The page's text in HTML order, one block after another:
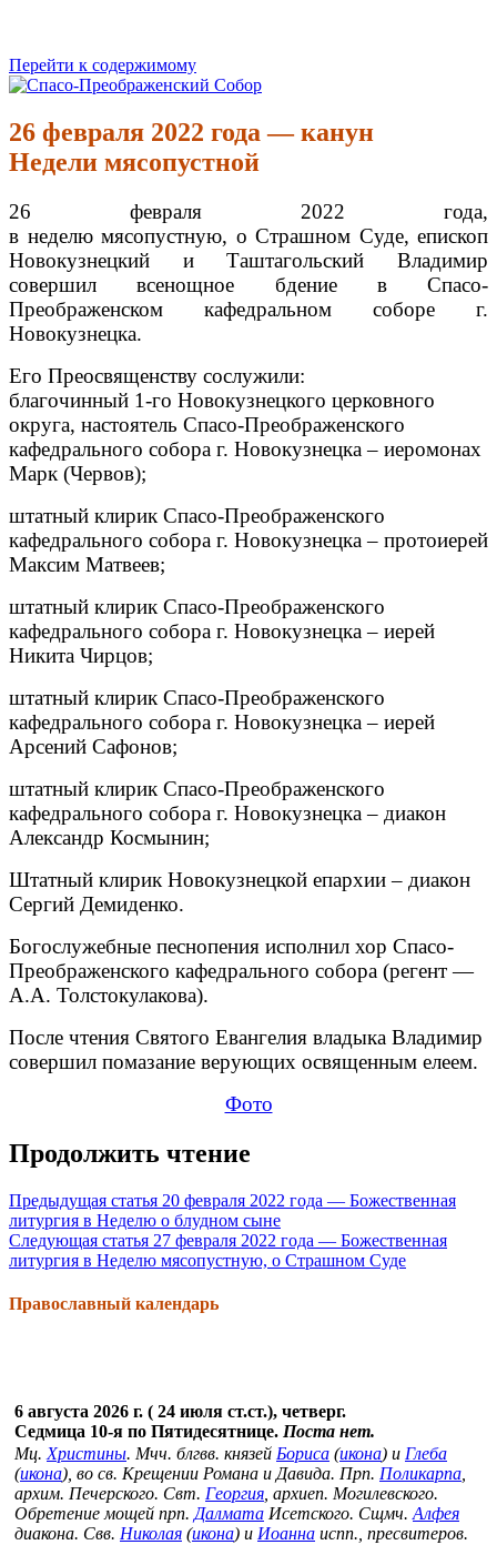
Перейти к содержимому
Спасо-Преображенский Собор
Спасо-Преображенский кафедральный Собор Новокузнецк
26 февраля 2022 года — канун
Недели мясопустной
26 февраля 2022 года,
в неделю мясопустную, о Страшном Суде, епископ
Новокузнецкий и Таштагольский Владимир
совершил всенощное бдение в Спасо-
Преображенском кафедральном соборе г.
Новокузнецка.
Его Преосвященству сослужили:
благочинный 1-го Новокузнецкого церковного
округа, настоятель Спасо-Преображенского
кафедрального собора г. Новокузнецка – иеромонах
Марк (Червов);
штатный клирик Спасо-Преображенского
кафедрального собора г. Новокузнецка – протоиерей
Максим Матвеев;
штатный клирик Спасо-Преображенского
кафедрального собора г. Новокузнецка – иерей
Никита Чирцов;
штатный клирик Спасо-Преображенского
кафедрального собора г. Новокузнецка – иерей
Арсений Сафонов;
штатный клирик Спасо-Преображенского
кафедрального собора г. Новокузнецка – диакон
Александр Космынин;
Штатный клирик Новокузнецкой епархии – диакон
Сергий Демиденко.
Богослужебные песнопения исполнил хор Спасо-
Преображенского кафедрального собора (регент —
А.А. Толстокулакова).
После чтения Святого Евангелия владыка Владимир
совершил помазание верующих освященным елеем.
Фото
Продолжить чтение
Предыдущая статья 20 февраля 2022 года — Божественная
литургия в Неделю о блудном сыне
Следующая статья 27 февраля 2022 года — Божественная
литургия в Неделю мясопустную, о Страшном Суде
Православный календарь
6 августа 2026 г. ( 24 июля ст.ст.), четверг.
Седмица 10-я по Пятидесятнице. Поста нет.
Мц. Христины. Мчч. блгвв. князей Бориса (икона) и Глеба
(икона), во св. Крещении Романа и Давида. Прп. Поликарпа
архим. Печерского. Свт. Георгия , архиеп. Могилевского.
Обретение мощей прп. Далмата Исетского. Сщмч. Алфея
диакона. Свв. Николая (икона) и Иоанна испп., пресвитеров.